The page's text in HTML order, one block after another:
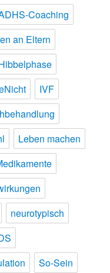
Coaching
an Eltern
IVF
Leben machen
neurotypisch
So-Sein